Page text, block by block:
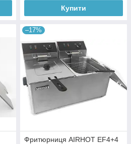
Купити
–17%
Фритюрниця AIRHOT EF4+4